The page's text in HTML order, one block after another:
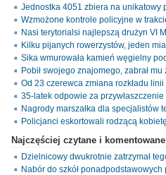
Jednostka 4051 zbiera na unikatowy
Wzmożone kontrole policyjne w
Nasi terytorialsi najlepszą drużyn VI
Kilku pijanych rowerzystów, jeden
Sika wmurowała kamień węgielny
Pobił swojego znajomego, zabrał
Od 23 czerewca zmiana rozkładu
35-latek odpowie za
Nagrody marszałka dla specjalistów
Policjanci eskortowali rodzącą
Najczęściej czytane i
Dzielnicowy dwukrotnie zatrzymał
Nabór do szkół